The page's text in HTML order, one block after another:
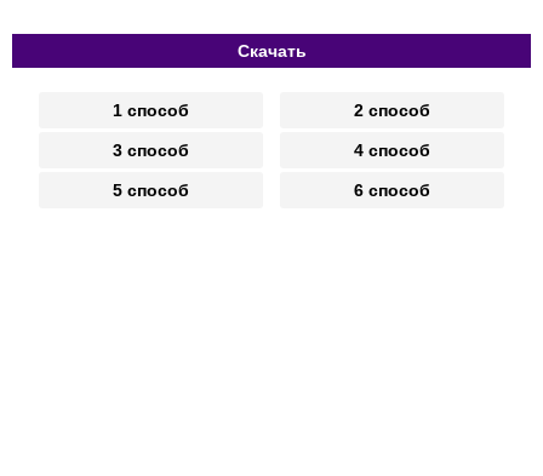
Скачать
1 способ 2 способ
3 способ 4 способ
5 способ 6 способ